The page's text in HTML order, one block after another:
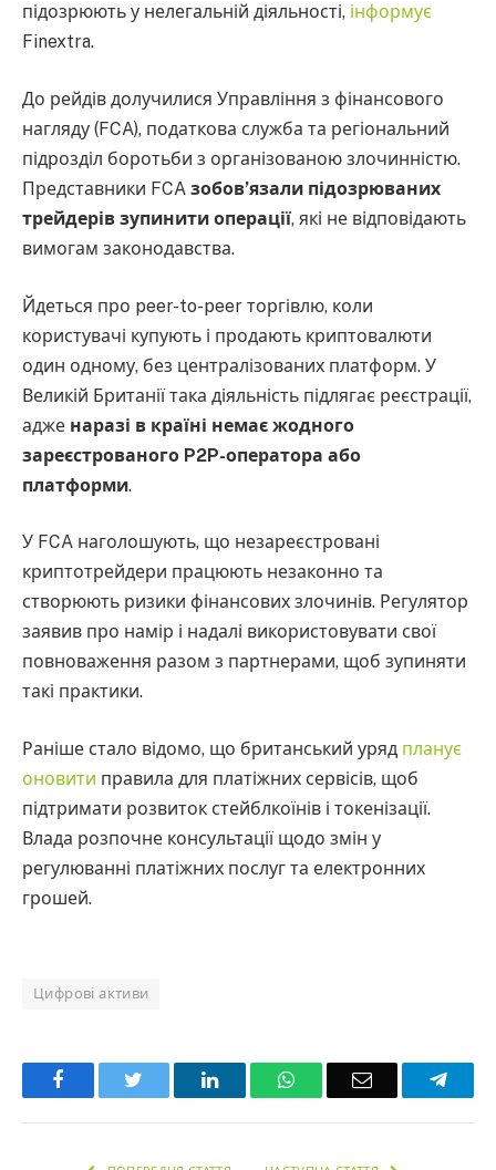
підозрюють у нелегальній діяльності, інформує
Finextra.
До рейдів долучилися Управління з фінансового
нагляду (FCA), податкова служба та регіональний
підрозділ боротьби з організованою злочинністю.
Представники FCA зобов’язали підозрюваних
трейдерів зупинити операції, які не відповідають
вимогам законодавства.
Йдеться про peer-to-peer торгівлю, коли
користувачі купують і продають криптовалюти
один одному, без централізованих платформ. У
Великій Британії така діяльність підлягає реєстрації,
адже наразі в країні немає жодного
зареєстрованого P2P-оператора або
платформи.
У FCA наголошують, що незареєстровані
криптотрейдери працюють незаконно та
створюють ризики фінансових злочинів. Регулятор
заявив про намір і надалі використовувати свої
повноваження разом з партнерами, щоб зупиняти
такі практики.
Раніше стало відомо, що британський уряд планує
оновити правила для платіжних сервісів, щоб
підтримати розвиток стейблкоїнів і токенізації.
Влада розпочне консультації щодо змін у
регулюванні платіжних послуг та електронних
грошей.
Цифрові активи
Facebook LinkedInWhatsAppEmail